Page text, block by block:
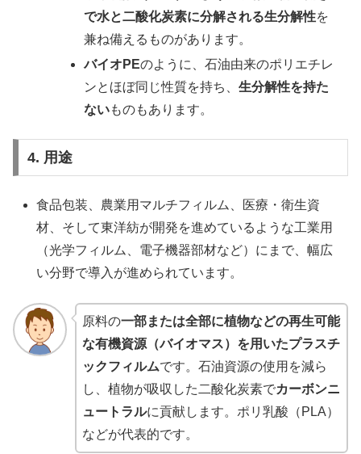
で水と二酸化炭素に分解される生分解性を
兼ね備えるものがあります。
バイオPEのように、石油由来のポリエチレ
ンとほぼ同じ性質を持ち、 生分解性を持た
ないものもあります。
4. 用途
食品包装、農業用マルチフィルム、医療・衛生資
材、そして東洋紡が開発を進めているような工業用
（光学フィルム、電子機器部材など）にまで、幅広
い分野で導入が進められています。
原料の一部または全部に植物などの再生可能
な有機資源（バイオマス）を用いたプラスチ
ックフィルムです。石油資源の使用を減ら
し、植物が吸収した二酸化炭素でカーボンニ
ュートラルに貢献します。ポリ乳酸（PLA）
などが代表的です。